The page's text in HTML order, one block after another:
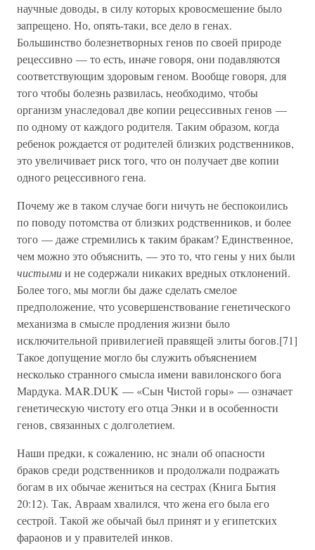
научные доводы, в силу которых кровосмешение было
запрещено. Но, опять-таки, все дело в генах.
Большинство болезнетворных генов по своей природе
рецессивно — то есть, иначе говоря, они подавляются
соответствующим здоровым геном. Вообще говоря, для
того чтобы болезнь развилась, необходимо, чтобы
организм унаследовал две копии рецессивных генов —
по одному от каждого родителя. Таким образом, когда
ребенок рождается от родителей близких родственников,
это увеличивает риск того, что он получает две копии
одного рецессивного гена.
Почему же в таком случае боги ничуть не беспокоились
по поводу потомства от близких родственников, и более
того — даже стремились к таким бракам? Единственное,
чем можно это объяснить, — это то, что гены у них были
чистымии не содержали никаких вредных отклонений.
Более того, мы могли бы даже сделать смелое
предположение, что усовершенствование генетического
механизма в смысле продления жизни было
исключительной привилегией правящей элиты богов.[71]
Такое допущение могло бы служить объяснением
несколько странного смысла имени вавилонского бога
Мардука. MAR.DUK — «Сын Чистой горы» — означает
генетическую чистоту его отца Энки и в особенности
генов, связанных с долголетием.
Наши предки, к сожалению, нс знали об опасности
браков среди родственников и продолжали подражать
богам в их обычае жениться на сестрах (Книга Бытия
20:12). Так, Авраам хвалился, что жена его была его
сестрой. Такой же обычай был принят и у египетских
фараонов и у правителей инков.